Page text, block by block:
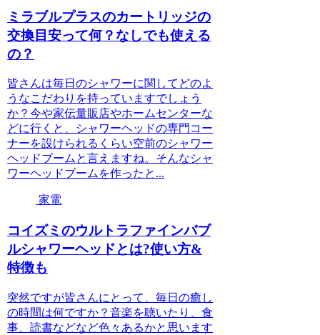
ミラブルプラスのカートリッジの
交換目安って何？なしでも使える
の？
皆さんは毎日のシャワーに関してどのよ
うなこだわりを持っていますでしょう
か？今や家伝量販店やホームセンターな
どに行くと、シャワーヘッドの専門コー
ナーを設けられるくらい空前のシャワー
ヘッドブームと言えますね。そんなシャ
ワーヘッドブームを作ったと...
家電
コイズミのウルトラファインバブ
ルシャワーヘッドとは?使い方&
特徴も
突然ですが皆さんにとって、毎日の癒し
の時間は何ですか？音楽を聴いたり、食
事、読書などなど色々あるかと思います